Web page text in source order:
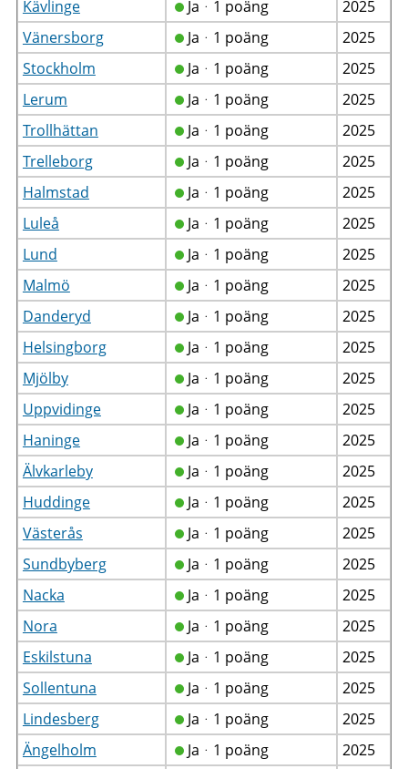
Kävlinge Jaᆞ1 poäng
2025
Vänersborg
Jaᆞ1 poäng
2025
Stockholm
Jaᆞ1 poäng
2025
Lerum
Jaᆞ1 poäng
2025
Trollhättan
Jaᆞ1 poäng
2025
Trelleborg
Jaᆞ1 poäng
2025
Halmstad
Jaᆞ1 poäng
2025
Luleå
Jaᆞ1 poäng
2025
Lund
Jaᆞ1 poäng
2025
Malmö
Jaᆞ1 poäng
2025
Danderyd
Jaᆞ1 poäng
2025
Helsingborg
Jaᆞ1 poäng
2025
Mjölby
Jaᆞ1 poäng
2025
Uppvidinge
Jaᆞ1 poäng
2025
Haninge
Jaᆞ1 poäng
2025
Älvkarleby
Jaᆞ1 poäng
2025
Huddinge
Jaᆞ1 poäng
2025
Västerås
Jaᆞ1 poäng
2025
Sundbyberg
Jaᆞ1 poäng
2025
Nacka
Jaᆞ1 poäng
2025
Nora
Jaᆞ1 poäng
2025
Eskilstuna
Jaᆞ1 poäng
2025
Sollentuna
Jaᆞ1 poäng
2025
Lindesberg
Jaᆞ1 poäng
2025
Ängelholm
Jaᆞ1 poäng
2025